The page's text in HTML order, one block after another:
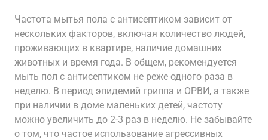
Частота мытья пола с антисептиком зависит от
нескольких факторов, включая количество людей,
проживающих в квартире, наличие домашних
животных и время года. В общем, рекомендуется
мыть пол с антисептиком не реже одного раза в
неделю. В период эпидемий гриппа и ОРВИ, а также
при наличии в доме маленьких детей, частоту
можно увеличить до 2-3 раз в неделю. Не забывайте
о том, что частое использование агрессивных